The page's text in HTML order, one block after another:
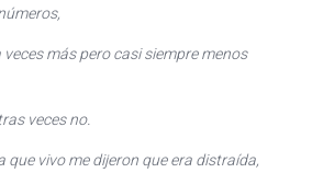
más pero casi siempre menos
veces no.
que vivo me dijeron que era distraída,